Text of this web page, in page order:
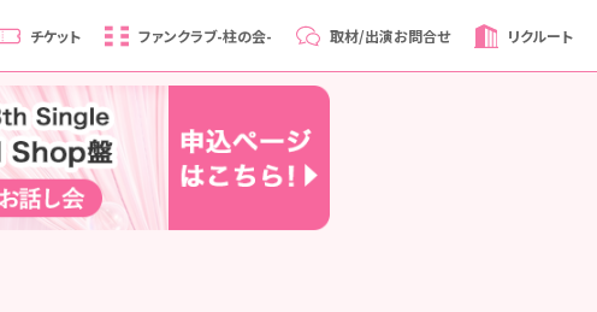
チケット ファンクラブ-柱の会- 取材/出演お問合せ リクルート